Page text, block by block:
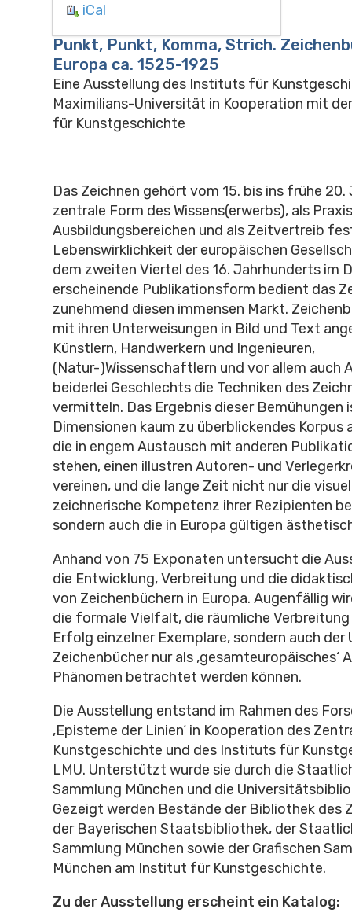
iCal
Punkt, Punkt, Komma, Strich.
Europa ca. 1525-1925
Eine Ausstellung des Instituts für
Maximilians-Universität in Kooperation mit
für Kunstgeschichte
Das Zeichnen gehört vom 15. bis ins frühe
zentrale Form des Wissens(erwerbs), als
Ausbildungsbereichen und als Zeitvertreib
Lebenswirklichkeit der europäischen
dem zweiten Viertel des 16. Jahrhunderts im
erscheinende Publikationsform bedient das
zunehmend diesen immensen Markt.
mit ihren Unterweisungen in Bild und Text
Künstlern, Handwerkern und Ingenieuren,
(Natur-)Wissenschaftlern und vor allem auch
beiderlei Geschlechts die Techniken des
vermitteln. Das Ergebnis dieser Bemühungen
Dimensionen kaum zu überblickendes Korpus
die in engem Austausch mit anderen
stehen, einen illustren Autoren- und
vereinen, und die lange Zeit nicht nur die
zeichnerische Kompetenz ihrer Rezipienten
sondern auch die in Europa gültigen
Anhand von 75 Exponaten untersucht die
die Entwicklung, Verbreitung und die
von Zeichenbüchern in Europa. Augenfällig
die formale Vielfalt, die räumliche
Erfolg einzelner Exemplare, sondern auch der
Zeichenbücher nur als ‚gesamteuropäisches‘
Phänomen betrachtet werden können.
Die Ausstellung entstand im Rahmen des
‚Episteme der Linien‘ in Kooperation des
Kunstgeschichte und des Insti­tuts für
LMU. Unterstützt wurde sie durch die
Sammlung München und die
Gezeigt werden Bestände der Biblio­thek des
der Bayerischen Staatsbibliothek, der
Sammlung München sowie der Grafischen
München am Institut für Kunstgeschicht­e.
Zu der Ausstellung erscheint ein Katalog: